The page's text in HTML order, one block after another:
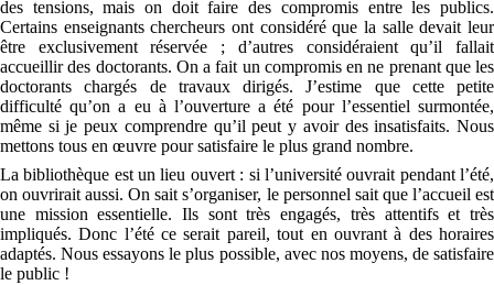
des tensions, mais on doit faire des compromis entre les publics.
Certains enseignants chercheurs ont considéré que la salle devait leur
être exclusivement réservée ; d’autres considéraient qu’il fallait
accueillir des doctorants. On a fait un compromis en ne prenant que les
doctorants chargés de travaux dirigés. J’estime que cette petite
difficulté qu’on a eu à l’ouverture a été pour l’essentiel surmontée,
même si je peux comprendre qu’il peut y avoir des insatisfaits. Nous
mettons tous en œuvre pour satisfaire le plus grand nombre.
La bibliothèque est un lieu ouvert : si l’université ouvrait pendant l’été,
on ouvrirait aussi. On sait s’organiser, le personnel sait que l’accueil est
une mission essentielle. Ils sont très engagés, très attentifs et très
impliqués. Donc l’été ce serait pareil, tout en ouvrant à des horaires
adaptés. Nous essayons le plus possible, avec nos moyens, de satisfaire
le public !